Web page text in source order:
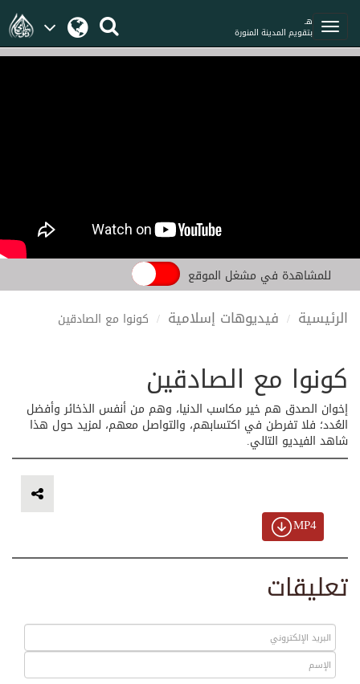
هـ
بتقويم المدينة المنورة
للمشاهدة في مشغل الموقع
الرئيسية فيديوهات إسلامية كونوا مع الصادقين
كونوا مع الصادقين
إخوان الصدق هم خير مكاسب الدنيا، وهم من أنفس الذخائر وأفضل
العُدد؛ فلا تفرطن في اكتسابهم، والتواصل معهم، لمزيد حول هذا
شاهد الفيديو التالي.
MP4
تعليقات